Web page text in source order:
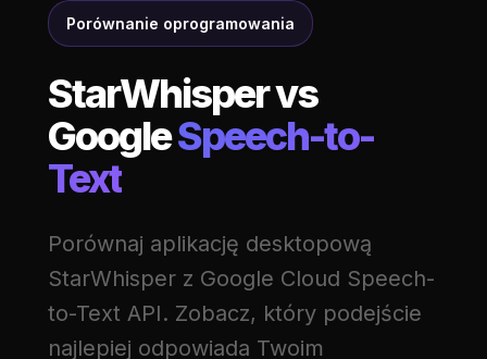
Porównanie oprogramowania
StarWhisper vs
GoogleSpeech-to-
Text
Porównaj aplikację desktopową
StarWhisper z Google Cloud Speech-
to-Text API. Zobacz, który podejście
najlepiej odpowiada Twoim